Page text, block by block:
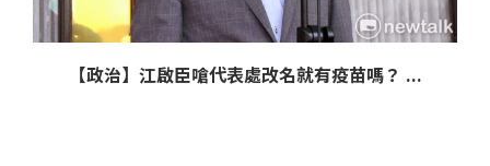
【政治】江啟臣嗆代表處改名就有疫苗嗎？ ...